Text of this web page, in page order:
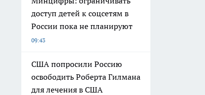
доступ детей к соцсетям в
России пока не планируют
09:43
США попросили Россию
освободить Роберта Гилмана
для лечения в США